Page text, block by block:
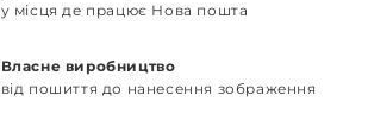
у місця де працює Нова пошта
Власне виробництво
від пошиття до нанесення зображення